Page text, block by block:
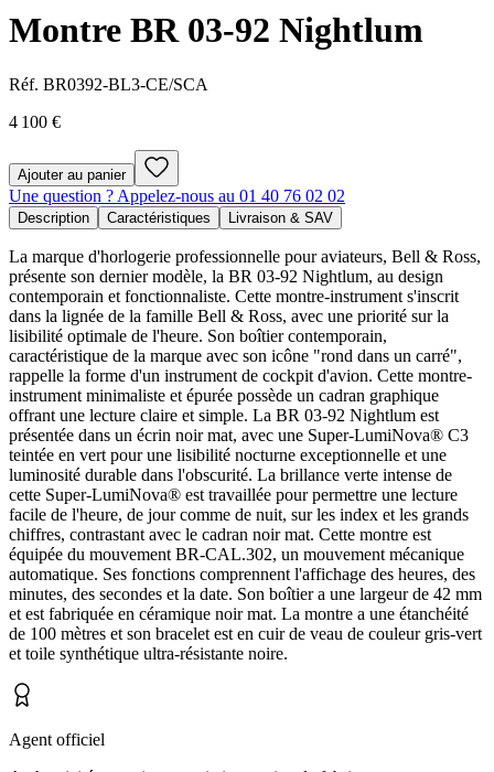
Montre BR 03-92 Nightlum
Réf. BR0392-BL3-CE/SCA
4 100 €
Ajouter au panier
Une question ? Appelez-nous au 01 40 76 02 02
Description Caractéristiques Livraison & SAV
La marque d'horlogerie professionnelle pour aviateurs, Bell & Ross,
présente son dernier modèle, la BR 03-92 Nightlum, au design
contemporain et fonctionnaliste. Cette montre-instrument s'inscrit
dans la lignée de la famille Bell & Ross, avec une priorité sur la
lisibilité optimale de l'heure. Son boîtier contemporain,
caractéristique de la marque avec son icône "rond dans un carré",
rappelle la forme d'un instrument de cockpit d'avion. Cette montre-
instrument minimaliste et épurée possède un cadran graphique
offrant une lecture claire et simple. La BR 03-92 Nightlum est
présentée dans un écrin noir mat, avec une Super-LumiNova® C3
teintée en vert pour une lisibilité nocturne exceptionnelle et une
luminosité durable dans l'obscurité. La brillance verte intense de
cette Super-LumiNova® est travaillée pour permettre une lecture
facile de l'heure, de jour comme de nuit, sur les index et les grands
chiffres, contrastant avec le cadran noir mat. Cette montre est
équipée du mouvement BR-CAL.302, un mouvement mécanique
automatique. Ses fonctions comprennent l'affichage des heures, des
minutes, des secondes et la date. Son boîtier a une largeur de 42 mm
et est fabriquée en céramique noir mat. La montre a une étanchéité
de 100 mètres et son bracelet est en cuir de veau de couleur gris-vert
et toile synthétique ultra-résistante noire.
Agent officiel